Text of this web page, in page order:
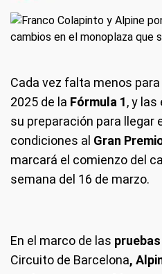
Cada vez falta menos
2025 de la Fórmula 1, y
su preparación para llegar
condiciones al Gran
marcará el comienzo del
semana del 16 de marzo.
En el marco de las
Circuito de Barcelona,